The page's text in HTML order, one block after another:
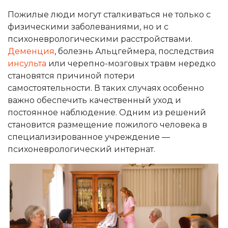
Пожилые люди могут сталкиваться не только с
физическими заболеваниями, но и с
психоневрологическими расстройствами.
Деменция, болезнь Альцгеймера, последствия
инсульта или черепно-мозговых травм нередко
становятся причиной потери
самостоятельности. В таких случаях особенно
важно обеспечить качественный уход и
постоянное наблюдение. Одним из решений
становится размещение пожилого человека в
специализированное учреждение —
психоневрологический интернат.